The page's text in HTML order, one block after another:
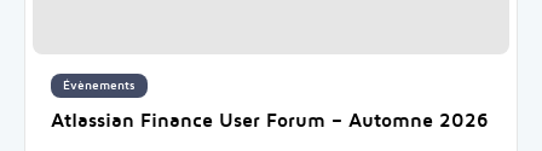
Évènements
Atlassian Finance User Forum – Automne 2026